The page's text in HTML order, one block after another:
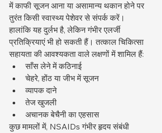
में काफी सूजन आना या असामान्य थकान होने पर
तुरंत किसी स्वास्थ्य पेशेवर से संपर्क करें।
हालांकि यह दुर्लभ है, लेकिन गंभीर एलर्जी
प्रतिक्रियाएं भी हो सकती हैं। तत्काल चिकित्सा
सहायता की आवश्यकता वाले लक्षणों में शामिल हैं:
साँस लेने में कठिनाई
चेहरे, होंठ या जीभ में सूजन
व्यापक दाने
तेज खुजली
अचानक बेचैनी का एहसास
कुछ मामलों में, NSAIDs गंभीर हृदय संबंधी